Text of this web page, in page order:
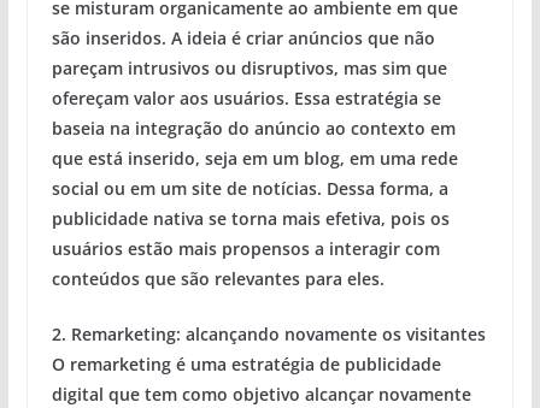
se misturam organicamente ao ambiente em que
são inseridos. A ideia é criar anúncios que não
pareçam intrusivos ou disruptivos, mas sim que
ofereçam valor aos usuários. Essa estratégia se
baseia na integração do anúncio ao contexto em
que está inserido, seja em um blog, em uma rede
social ou em um site de notícias. Dessa forma, a
publicidade nativa se torna mais efetiva, pois os
usuários estão mais propensos a interagir com
conteúdos que são relevantes para eles.
2. Remarketing: alcançando novamente os visitantes
O remarketing é uma estratégia de publicidade
digital que tem como objetivo alcançar novamente